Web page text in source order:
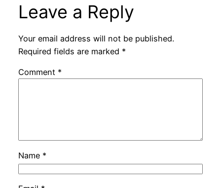
Leave a Reply
Your email address will not be published.
Required fields are marked *
Comment *
Name *